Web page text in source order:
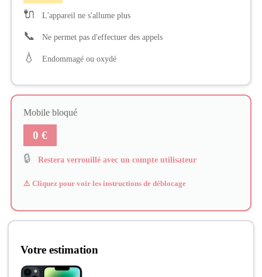
🔌 L'appareil ne s'allume plus
📞 Ne permet pas d'effectuer des appels
💧 Endommagé ou oxydé
Mobile bloqué
0 €
🔒 Restera verrouillé avec un compte utilisateur
⚠️ Cliquez pour voir les instructions de déblocage
Votre estimation